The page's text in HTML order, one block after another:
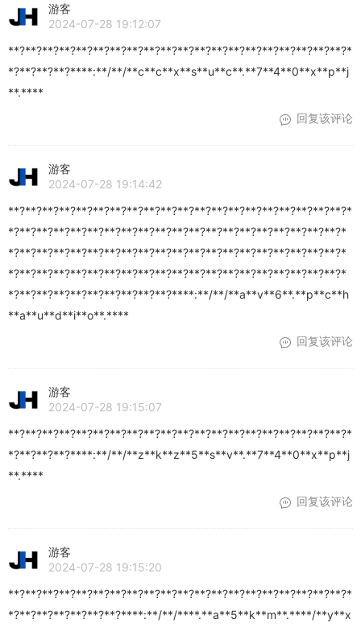
游客
2024-07-28 19:12:07
**?**?**?**?**?**?**?**?**?**?**?**?**?**?**?**?**?**?**?**?*
*?**?**?**?****:**/**/**c**c**x**s**u**c**.**7**4**0**x**p**j
**.****
回复该评论
游客
2024-07-28 19:14:42
**?**?**?**?**?**?**?**?**?**?**?**?**?**?**?**?**?**?**?**?*
*?**?**?**?**?**?**?**?**?**?**?**?**?**?**?**?**?**?**?**?*
*?**?**?**?**?**?**?**?**?**?**?**?**?**?**?**?**?**?**?**?*
*?**?**?**?**?**?**?**?**?**?**?**?**?**?**?**?**?**?**?**?*
*?**?**?**?**?**?**?**?**?**?****:**/**/**a**v**6**.**p**c**h
**a**u**d**i**o**.****
回复该评论
游客
2024-07-28 19:15:07
**?**?**?**?**?**?**?**?**?**?**?**?**?**?**?**?**?**?**?**?*
*?**?**?**?****:**/**/**z**k**z**5**s**v**.**7**4**0**x**p**j
**.****
回复该评论
游客
2024-07-28 19:15:20
**?**?**?**?**?**?**?**?**?**?**?**?**?**?**?**?**?**?**?**?*
*?**?**?**?**?**?**?****:**/**/****.**a**5**k**m**.****/**y**x